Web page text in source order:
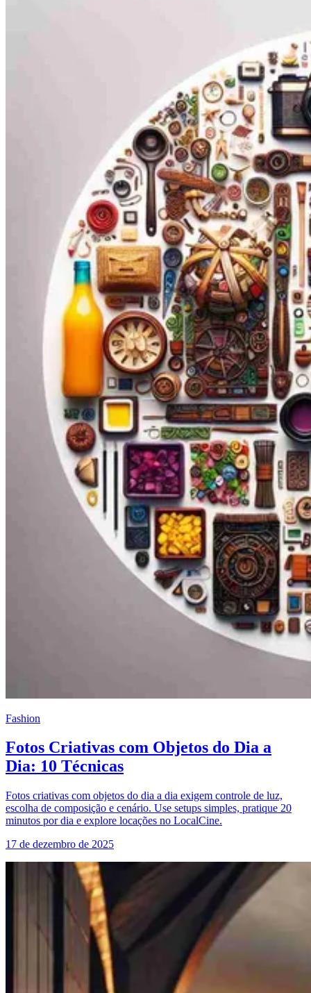
Fashion
Fotos Criativas com Objetos do Dia a
Dia: 10 Técnicas
Fotos criativas com objetos do dia a dia exigem controle de luz,
escolha de composição e cenário. Use setups simples, pratique 20
minutos por dia e explore locações no LocalCine.
17 de dezembro de 2025